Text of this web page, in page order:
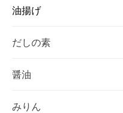
油揚げ
だしの素
醤油
みりん